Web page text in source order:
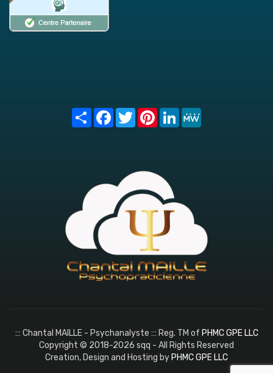
Share FacebookTwitterPinterest
LinkedIn
::: Chantal MAILLE - Psychanalyste ::: Reg. TM of PHMC GPE LLC
Copyright © 2018-2026 sqq - All Rights Reserved
Creation, Design and Hosting by PHMC GPE LLC